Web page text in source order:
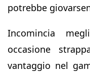
potrebbe
Incomincia
occasione
vantaggio nel